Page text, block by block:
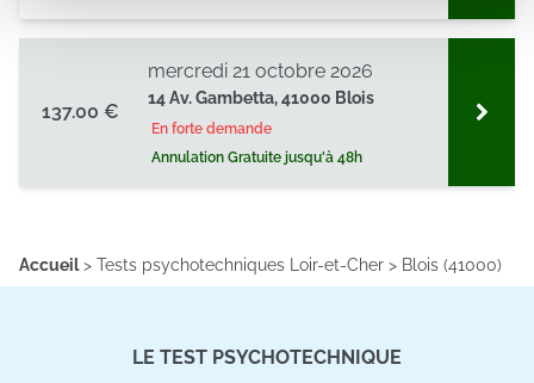
médias sociaux et d'analyser notre trafic. Nous
notre site avec nos partenaires de médias sociaux, de
publicité et d'analyse, qui peuvent combiner celles-ci
avec d'autres informations que vous leur avez fournies
ou qu'ils ont collectées lors de votre utilisation de leurs
services.
137.00 €
14 Av. Gambetta, 41000 Blois
En forte demande
Annulation Gratuite jusqu'à 48h
mercredi 21 octobre 2026
Accueil> Tests psychotechniques Loir-et-Cher > Blois (41000)
LE TEST PSYCHOTECHNIQUE